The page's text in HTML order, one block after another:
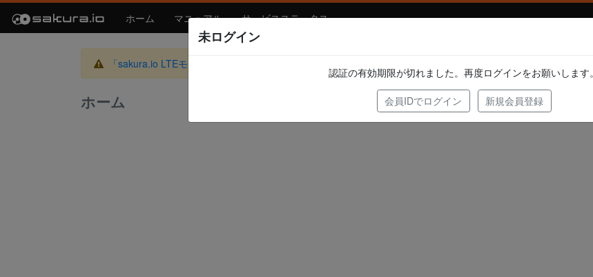
ホーム マニュアル サービスステータス
「sakura.io LTEモジュール」製造終了のお知らせ
ホーム
未ログイン
認証の有効期限が切れました。再度ログインをお願いします。
会員IDでログイン 新規会員登録